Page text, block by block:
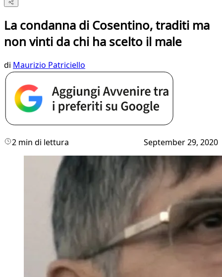
La condanna di Cosentino, traditi ma
non vinti da chi ha scelto il male
di Maurizio Patriciello
2 min di lettura September 29, 2020